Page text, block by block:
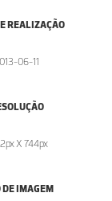
REALIZAÇÃO
06-11
X 744px
DE IMAGEM